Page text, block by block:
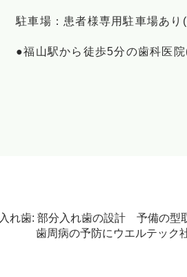
駐車場：患者様専用駐車場あ
●福山駅から徒歩5分の歯科医
入れ歯: 部分入れ歯の設計 予備の型
歯周病の予防にウエルテック